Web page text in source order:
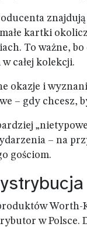
kartki
To ważne,
całej kolekcji.
okazje i
– gdy chcesz,
– na
gościom.
w Polsce.